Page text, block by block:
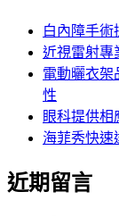
白內障手術
近視雷射專
電動曬衣架
性
眼科提供相
海菲秀快速
近期留言